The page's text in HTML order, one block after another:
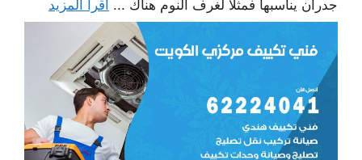
جدران يناسبها فمثلا لغرف النوم هناك ... اقرأ المزيد